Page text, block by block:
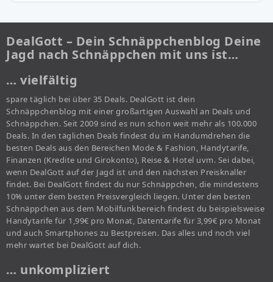
DealGott – Dein Schnäppchenblog Deine
Jagd nach Schnäppchen mit uns ist…
… vielfältig
spare täglich bei über 35 Deals. DealGott ist dein
Schnäppchenblog mit einer großartigen Auswahl an Deals und
Schnäppchen. Seit 2009 sind es nun schon weit mehr als 100.000
Deals. In den täglichen Deals findest du im Handumdrehen die
besten Deals aus den Bereichen Mode & Fashion, Handytarife,
Finanzen (Kredite und Girokonto), Reise & Hotel uvm. Sei dabei,
wenn DealGott auf der Jagd ist und den nächsten Preisknaller
findet. Bei DealGott findest du nur Schnäppchen, die mindestens
10% unter dem besten Preisvergleich liegen. Unter den besten
Schnäppchen aus dem Mobilfunkbereich findest du beispielsweise
Handytarife für 1,99€ pro Monat, Datentarife für 3,99€ pro Monat
und auch Smartphones zu Bestpreisen. Das alles und noch viel
mehr wartet bei DealGott auf dich.
… unkompliziert